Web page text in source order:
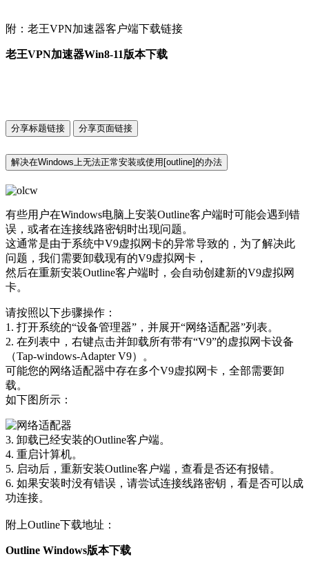
附：老王VPN加速器客户端下载链接
老王VPN加速器Win8-11版本下载
分享标题链接 分享页面链接
解决在Windows上无法正常安装或使用[outline]的办法
有些用户在Windows电脑上安装Outline客户端时可能会遇到错
误，或者在连接线路密钥时出现问题。
这通常是由于系统中V9虚拟网卡的异常导致的，为了解决此
问题，我们需要卸载现有的V9虚拟网卡，
然后在重新安装Outline客户端时，会自动创建新的V9虚拟网
卡。
请按照以下步骤操作：
1. 打开系统的“设备管理器”，并展开“网络适配器”列表。
2. 在列表中，右键点击并卸载所有带有“V9”的虚拟网卡设备
（Tap-windows-Adapter V9）。
可能您的网络适配器中存在多个V9虚拟网卡，全部需要卸
载。
如下图所示：
3. 卸载已经安装的Outline客户端。
4. 重启计算机。
5. 启动后，重新安装Outline客户端，查看是否还有报错。
6. 如果安装时没有错误，请尝试连接线路密钥，看是否可以成
功连接。
附上Outline下载地址：
Outline Windows版本下载